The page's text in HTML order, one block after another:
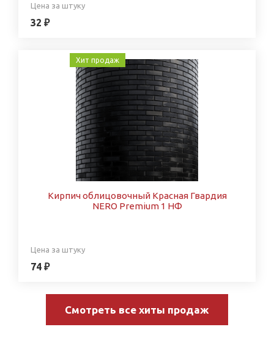
Цена за штуку
32 ₽
Хит продаж
Кирпич облицовочный Красная Гвардия
NERO Premium 1 НФ
Цена за штуку
74 ₽
Смотреть все хиты продаж